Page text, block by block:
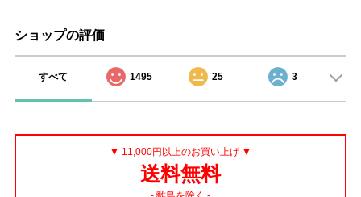
ショップの評価
すべて 1495 25 3
▼ 11,000円以上のお買い上げ ▼
送料無料